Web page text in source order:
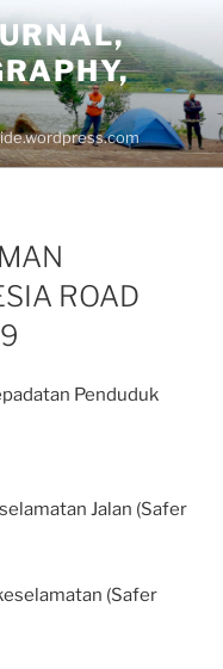
ROAD
Penduduk
Jalan (Safer
(Safer